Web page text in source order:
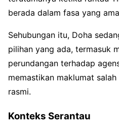
berada dalam fasa yang
Sehubungan itu, Doha
pilihan yang ada, termasuk
perundangan terhadap
memastikan maklumat
rasmi.
Konteks Serantau